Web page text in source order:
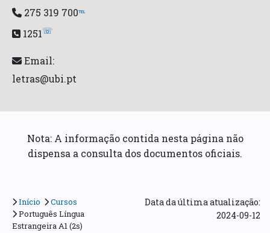
275 319 700℡
1251☏
Email:
letras@ubi.pt
Nota: A informação contida nesta página não
dispensa a consulta dos documentos oficiais.
Início
Cursos
Português Língua
Estrangeira A1 (2s)
Data da última atualização:
2024-09-12